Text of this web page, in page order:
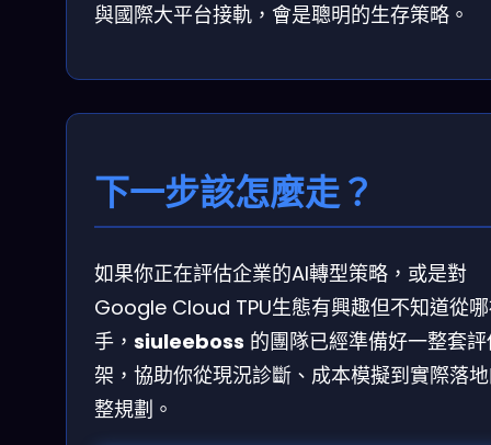
與國際大平台接軌，會是聰明的生存策略。
下一步該怎麼走？
如果你正在評估企業的AI轉型策略，或是對
Google Cloud TPU生態有興趣但不知道從
手， siuleeboss 的團隊已經準備好一整套
架，協助你從現況診斷、成本模擬到實際落
整規劃。